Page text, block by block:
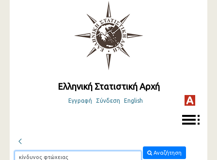
Ελληνική Στατιστική Αρχή
Εγγραφή Σύνδεση English
Αναζήτηση